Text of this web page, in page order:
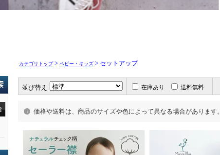
カテゴリトップ> ベビー・キッズ > セットアップ
並び替え 在庫あり 送料無料
価格や送料は、商品のサイズや色によって異なる場合があります。